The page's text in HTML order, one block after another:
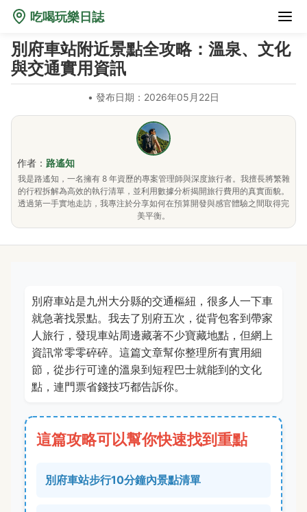
吃喝玩樂日誌
別府車站附近景點全攻略：溫泉、文化
與交通實用資訊
• 發布日期：2026年05月22日
作者： 路遙知
我是路遙知，一名擁有 8 年資歷的專案管理師與深度旅行者。我擅長將繁雜
的行程拆解為高效的執行清單，並利用數據分析揭開旅行費用的真實面貌。
透過第一手實地走訪，我專注於分享如何在預算開發與感官體驗之間取得完
美平衡。
別府車站是九州大分縣的交通樞紐，很多人一下車
就急著找景點。我去了別府五次，從背包客到帶家
人旅行，發現車站周邊藏著不少寶藏地點，但網上
資訊常零零碎碎。這篇文章幫你整理所有實用細
節，從步行可達的溫泉到短程巴士就能到的文化
點，連門票省錢技巧都告訴你。
這篇攻略可以幫你快速找到重點
別府車站步行10分鐘內景點清單